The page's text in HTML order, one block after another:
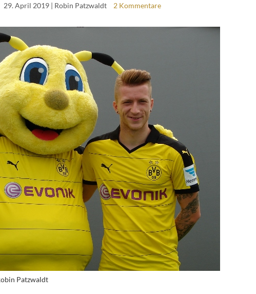
29. April 2019 | Robin Patzwaldt 2 Kommentare
Patzwaldt